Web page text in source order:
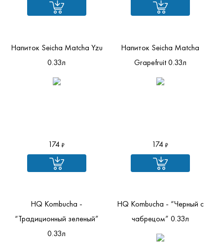
Напиток Seicha Matcha Yzu
0.33л
174
Напиток Seicha Matcha
Grapefruit 0.33л
174
HQ Kombucha -
“Традиционный зеленый”
0.33л
HQ Kombucha - “Черный с
чабрецом” 0.33л